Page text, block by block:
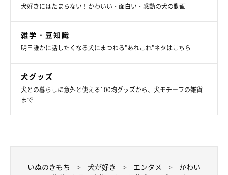
犬好きにはたまらない！かわいい・面白い・感動の犬の動画
雑学・豆知識
明日誰かに話したくなる犬にまつわる”あれこれ”ネタはこちら
犬グッズ
犬との暮らしに意外と使える100均グッズから、犬モチーフの雑貨
まで
いぬのきもち 犬が好き エンタメ
かわい